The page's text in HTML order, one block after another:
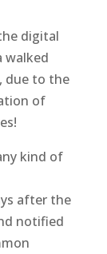
digital
walked
due to the
of
kind of
after the
notified